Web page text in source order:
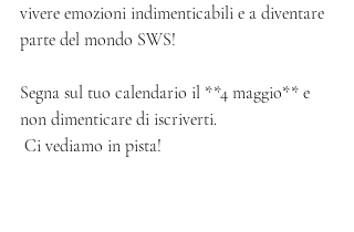
vivere emozioni indimenticabili e a diventare
parte del mondo SWS!
Segna sul tuo calendario il **4 maggio** e
non dimenticare di iscriverti.
Ci vediamo in pista!